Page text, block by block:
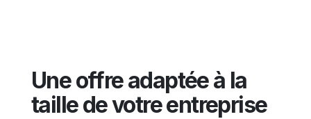
Une offre adaptée à la
taille de votre entreprise